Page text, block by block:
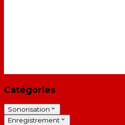
Catégories
Sonorisation
Enregistrement